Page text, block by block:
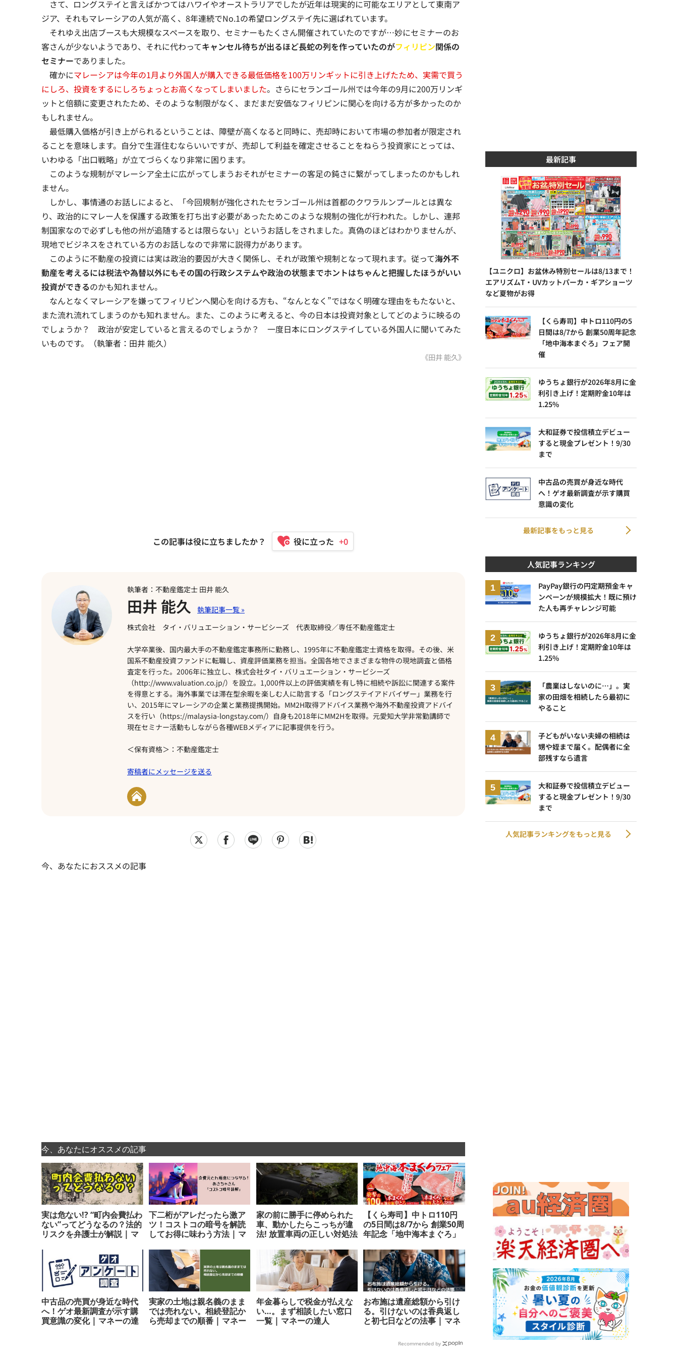
さて、ロングステイと言えばかつてはハワイやオーストラリアでしたが近年は現実的に可能なエリアとして東南ア
ジア、それもマレーシアの人気が高く、8年連続でNo.1の希望ロングステイ先に選ばれています。
それゆえ出店ブースも大規模なスペースを取り、セミナーもたくさん開催されていたのですが…妙にセミナーのお
客さんが少ないようであり、それに代わってキャンセル待ちが出るほど長蛇の列を作っていたのがフィリピン関係の
セミナーでありました。
確かにマレーシアは今年の1月より外国人が購入できる最低価格を100万リンギットに引き上げたため、実需で買う
にしろ、投資をするにしろちょっとお高くなってしまいました。さらにセランゴール州では今年の9月に200万リンギ
ットと倍額に変更されたため、そのような制限がなく、まだまだ安価なフィリピンに関心を向ける方が多かったのか
もしれません。
最低購入価格が引き上がられるということは、障壁が高くなると同時に、売却時において市場の参加者が限定され
ることを意味します。自分で生涯住むならいいですが、売却して利益を確定させることをねらう投資家にとっては、
いわゆる「出口戦略」が立てづらくなり非常に困ります。
このような規制がマレーシア全土に広がってしまうおそれがセミナーの客足の鈍さに繋がってしまったのかもしれ
ません。
しかし、事情通のお話しによると、「今回規制が強化されたセランゴール州は首都のクワラルンプールとは異な
り、政治的にマレー人を保護する政策を打ち出す必要があったためこのような規制の強化が行われた。しかし、連邦
制国家なので必ずしも他の州が追随するとは限らない」というお話しをされました。真偽のほどはわかりませんが、
現地でビジネスをされている方のお話しなので非常に説得力があります。
このように不動産の投資には実は政治的要因が大きく関係し、それが政策や規制となって現れます。従って海外不
動産を考えるには税法や為替以外にもその国の行政システムや政治の状態までホントはちゃんと把握したほうがいい
投資ができるのかも知れません。
なんとなくマレーシアを嫌ってフィリピンへ関心を向ける方も、“なんとなく”ではなく明確な理由をもたないと、
また流れ流れてしまうのかも知れません。また、このように考えると、今の日本は投資対象としてどのように映るの
でしょうか？ 政治が安定していると言えるのでしょうか？ 一度日本にロングステイしている外国人に聞いてみた
いものです。（執筆者：田井 能久）
《田井 能久》
この記事は役に立ちましたか？ +0
執筆者：不動産鑑定士 田井 能久
田井 能久
株式会社 タイ・バリュエーション・サービシーズ 代表取締役／専任不動産鑑定士
大学卒業後、国内最大手の不動産鑑定事務所に勤務し、1995年に不動産鑑定士資格を取得。その後、米
国系不動産投資ファンドに転職し、資産評価業務を担当。全国各地でさまざまな物件の現地調査と価格
査定を行った。2006年に独立し、株式会社タイ・バリュエーション・サービシーズ
（http://www.valuation.co.jp/）を設立。1,000件以上の評価実績を有し特に相続や訴訟に関連する案件
を得意とする。海外事業では滞在型余暇を楽しむ人に助言する「ロングステイアドバイザー」業務を行
い、2015年にマレーシアの企業と業務提携開始。MM2H取得アドバイス業務や海外不動産投資アドバイ
スを行い（https://malaysia-longstay.com/）自身も2018年にMM2Hを取得。元愛知大学非常勤講師で
現在セミナー活動もしながら各種WEBメディアに記事提供を行う。
＜保有資格＞：不動産鑑定士
寄稿者にメッセージを送る
今、あなたにおススメの記事
今、あなたにオススメの記事
実は危ない!? “町内会費払わ
ない”ってどうなるの？法的
リスクを弁護士が解説 | マ
下二桁がアレだったら激ア
ツ！コストコの暗号を解読
してお得に味わう方法 | マ
家の前に勝手に停められた
車、動かしたらこっちが違
法! 放置車両の正しい対処法
【くら寿司】中トロ110円
の5日間は8/7から 創業50周
年記念「地中海本まぐろ」
中古品の売買が身近な時代
へ！ゲオ最新調査が示す購
買意識の変化 | マネーの達
実家の土地は親名義のまま
では売れない。相続登記か
ら売却までの順番 | マネー
年金暮らしで税金が払えな
い…。まず相談したい窓口
一覧 | マネーの達人
お布施は遺産総額から引け
る。引けないのは香典返し
と初七日などの法事 | マネ
Recommended by
最新記事
【ユニクロ】お盆休み特別セールは8/13まで！
エアリズムT・UVカットパーカ・ギアショーツ
など夏物がお得
【くら寿司】中トロ110円の5
日間は8/7から 創業50周年記念
「地中海本まぐろ」フェア開
催
ゆうちょ銀行が2026年8月に金
利引き上げ！定期貯金10年は
1.25%
大和証券で投信積立デビュー
すると現金プレゼント！9/30
まで
中古品の売買が身近な時代
へ！ゲオ最新調査が示す購買
意識の変化
最新記事をもっと見る
人気記事ランキング
PayPay銀行の円定期預金キャ
ンペーンが規模拡大！既に預け
た人も再チャレンジ可能
ゆうちょ銀行が2026年8月に金
利引き上げ！定期貯金10年は
1.25%
「農業はしないのに…」。実
家の田畑を相続したら最初に
やること
子どもがいない夫婦の相続は
甥や姪まで届く。配偶者に全
部残すなら遺言
大和証券で投信積立デビュー
すると現金プレゼント！9/30
まで
人気記事ランキングをもっと見る